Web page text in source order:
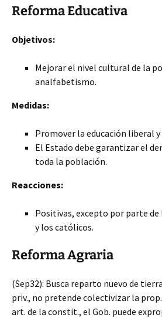
Reforma Educativa
Objetivos:
Mejorar el nivel cultural de la
analfabetismo.
Medidas:
Promover la educación liberal y
El Estado debe garantizar el
toda la población.
Reacciones:
Positivas, excepto por parte
y los católicos.
Reforma Agraria
(Sep32): Busca reparto nuevo de
priv., no pretende colectivizar la
art. de la constit., el Gob. puede